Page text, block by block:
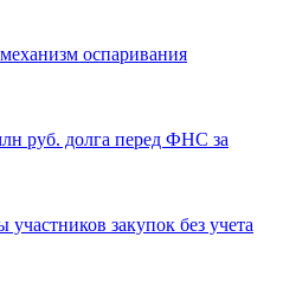
оспаривания
руб. долга перед ФНС за
закупок без учета